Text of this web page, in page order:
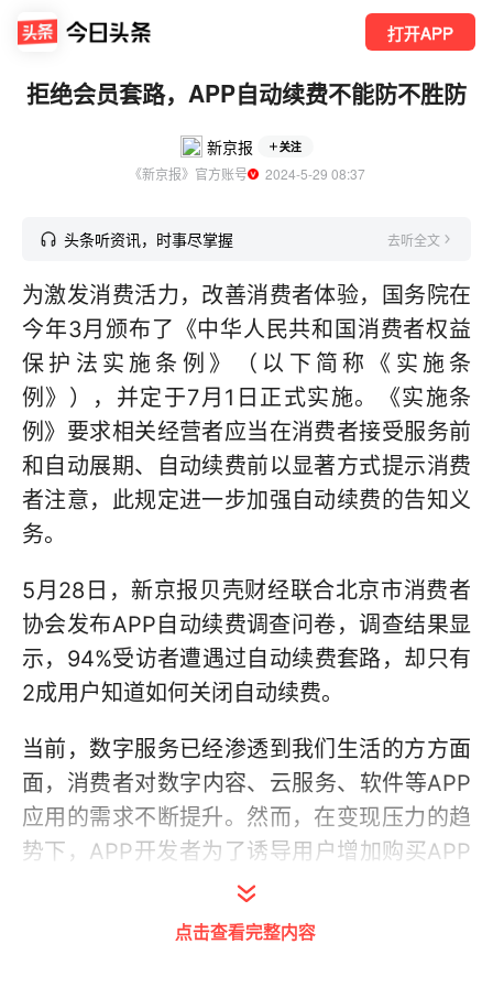
打开APP
拒绝会员套路，APP自动续费不能防不胜防
新京报 关注
《新京报》官方账号
  2024-5-29 08:37
头条听资讯，时事尽掌握 去听全文
为激发消费活力，改善消费者体验，国务院在
今年3月颁布了《中华人民共和国消费者权益
保护法实施条例》（以下简称《实施条
例》），并定于7月1日正式实施。《实施条
例》要求相关经营者应当在消费者接受服务前
和自动展期、自动续费前以显著方式提示消费
者注意，此规定进一步加强自动续费的告知义
务。
5月28日，新京报贝壳财经联合北京市消费者
协会发布APP自动续费调查问卷，调查结果显
示，94%受访者遭遇过自动续费套路，却只有
2成用户知道如何关闭自动续费。
当前，数字服务已经渗透到我们生活的方方面
面，消费者对数字内容、云服务、软件等APP
应用的需求不断提升。然而，在变现压力的趋
势下，APP开发者为了诱导用户增加购买APP
服务的频次，想出了自动续费这一招。而自动
续费在扣费上存在隐蔽性，尤其是对于粗心的
点击查看完整内容